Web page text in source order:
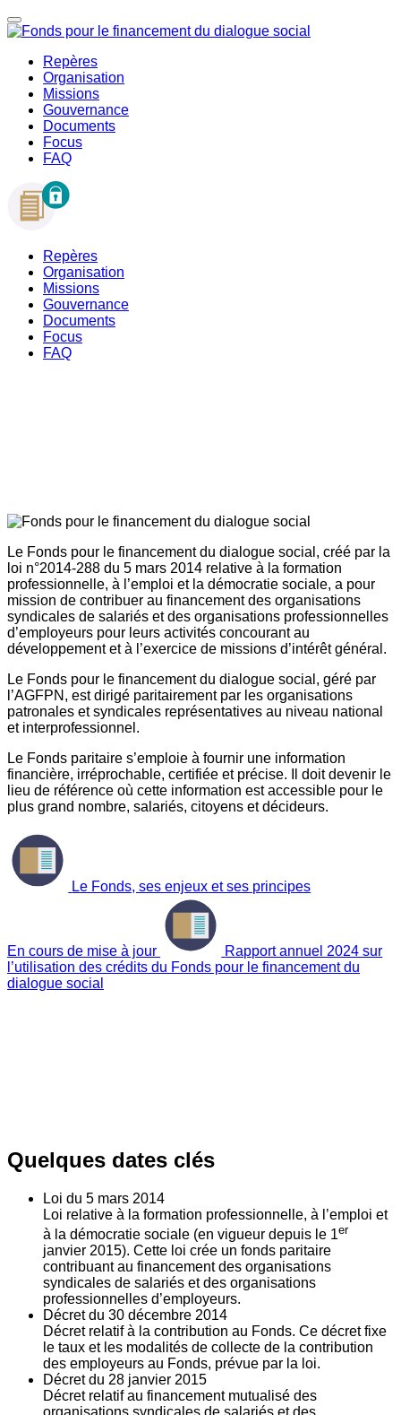
Repères
Organisation
Missions
Gouvernance
Documents
Focus
FAQ
Repères
Organisation
Missions
Gouvernance
Documents
Focus
FAQ
Le Fonds pour le financement du dialogue social, créé par la
loi n°2014-288 du 5 mars 2014 relative à la formation
professionnelle, à l’emploi et la démocratie sociale, a pour
mission de contribuer au financement des organisations
syndicales de salariés et des organisations professionnelles
d’employeurs pour leurs activités concourant au
développement et à l’exercice de missions d’intérêt général.
Le Fonds pour le financement du dialogue social, géré par
l’AGFPN, est dirigé paritairement par les organisations
patronales et syndicales représentatives au niveau national
et interprofessionnel.
Le Fonds paritaire s’emploie à fournir une information
financière, irréprochable, certifiée et précise. Il doit devenir le
lieu de référence où cette information est accessible pour le
plus grand nombre, salariés, citoyens et décideurs.
Le Fonds, ses enjeux et ses principes
En cours de mise à jour
Rapport annuel 2024 sur
l’utilisation des crédits du Fonds pour le financement du
dialogue social
Quelques dates clés
Loi du 5 mars 2014
Loi relative à la formation professionnelle, à l’emploi et
à la démocratie sociale (en vigueur depuis le 1er
janvier 2015). Cette loi crée un fonds paritaire
contribuant au financement des organisations
syndicales de salariés et des organisations
professionnelles d’employeurs.
Décret du 30 décembre 2014
Décret relatif à la contribution au Fonds. Ce décret fixe
le taux et les modalités de collecte de la contribution
des employeurs au Fonds, prévue par la loi.
Décret du 28 janvier 2015
Décret relatif au financement mutualisé des